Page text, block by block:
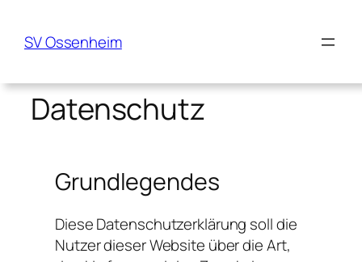
SV Ossenheim
Datenschutz
Grundlegendes
Diese Datenschutzerklärung soll die
Nutzer dieser Website über die Art,